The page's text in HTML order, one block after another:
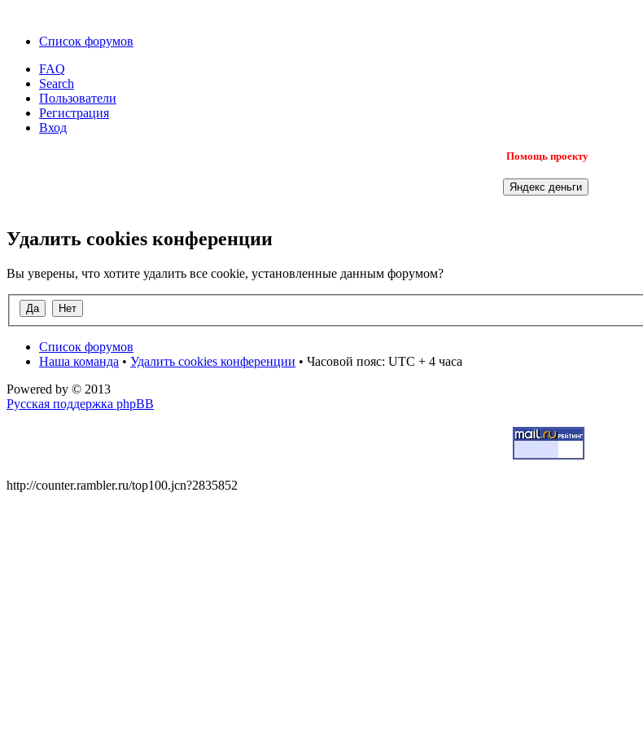
Список форумов
FAQ
Search
Пользователи
Регистрация
Вход
Помощь проекту
Удалить cookies конференции
Вы уверены, что хотите удалить все cookie, установленные данным форумом?
Список форумов
Наша команда • Удалить cookies конференции • Часовой пояс: UTC + 4 часа
Powered by © 2013
Русская поддержка phpBB
http://counter.rambler.ru/top100.jcn?2835852